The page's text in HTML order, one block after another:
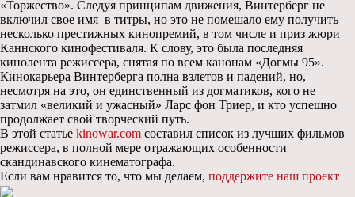
«Торжество». Следуя принципам движения, Винтерберг не
включил свое имя в титры, но это не помешало ему получить
несколько престижных кинопремий, в том числе и приз жюри
Каннского кинофестиваля. К слову, это была последняя
кинолента режиссера, снятая по всем канонам «Догмы 95».
Кинокарьера Винтерберга полна взлетов и падений, но,
несмотря на это, он единственный из догматиков, кого не
затмил «великий и ужасный» Ларс фон Триер, и кто успешно
продолжает свой творческий путь.
В этой статье kinowar.com составил список из лучших фильмов
режиссера, в полной мере отражающих особенности
скандинавского кинематографа.
Если вам нравится то, что мы делаем, поддержите наш проект